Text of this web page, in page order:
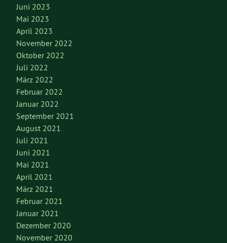
Juni 2023
Mai 2023
April 2023
November 2022
Oktober 2022
Juli 2022
März 2022
Februar 2022
Januar 2022
September 2021
August 2021
Juli 2021
Juni 2021
Mai 2021
April 2021
März 2021
Februar 2021
Januar 2021
Dezember 2020
November 2020